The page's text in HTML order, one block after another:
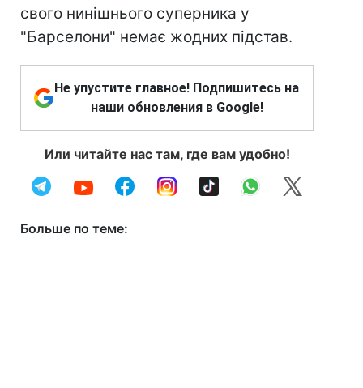
свого нинішнього суперника у
"Барселони" немає жодних підстав.
Не упустите главное! Подпишитесь на
наши обновления в Google!
Или читайте нас там, где вам удобно!
Больше по теме: